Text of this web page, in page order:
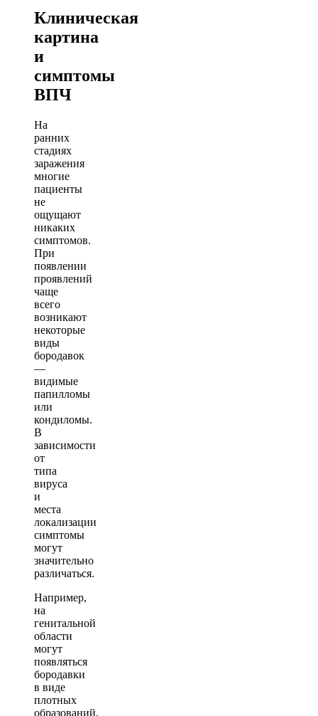
Клиническая
картина
и
симптомы
ВПЧ
На
ранних
стадиях
заражения
многие
пациенты
не
ощущают
никаких
симптомов.
При
появлении
проявлений
чаще
всего
возникают
некоторые
виды
бородавок
—
видимые
папилломы
или
кондиломы.
В
зависимости
от
типа
вируса
и
места
локализации
симптомы
могут
значительно
различаться.
Например,
на
генитальной
области
могут
появляться
бородавки
в виде
плотных
образований,